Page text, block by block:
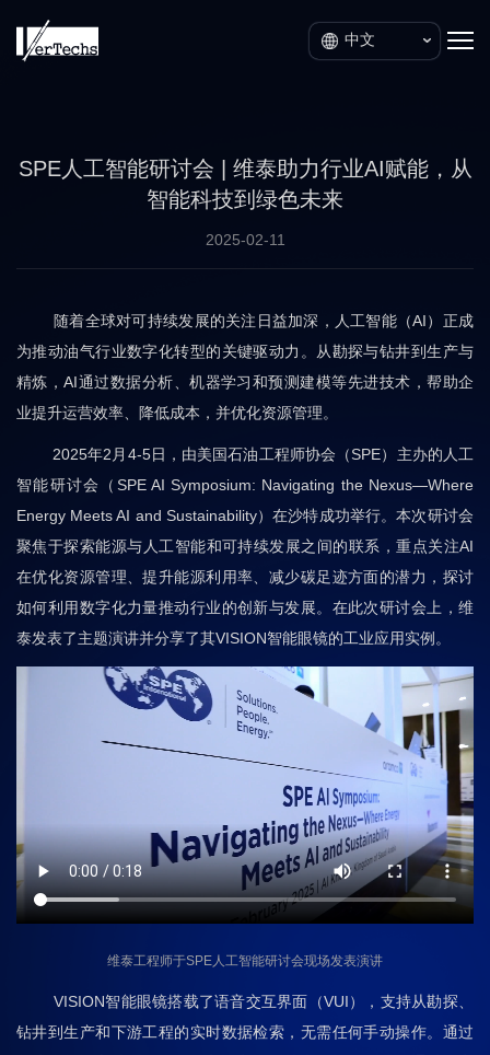
中文
SPE人工智能研讨会 | 维泰助力行业AI赋能，从
智能科技到绿色未来
2025-02-11
随着全球对可持续发展的关注日益加深，人工智能（AI）正成
为推动油气行业数字化转型的关键驱动力。从勘探与钻井到生产与
精炼，AI通过数据分析、机器学习和预测建模等先进技术，帮助企
业提升运营效率、降低成本，并优化资源管理。
2025年2月4-5日，由美国石油工程师协会（SPE）主办的人工
智能研讨会（SPE AI Symposium: Navigating the Nexus—Where
Energy Meets AI and Sustainability）在沙特成功举行。本次研讨会
聚焦于探索能源与人工智能和可持续发展之间的联系，重点关注AI
在优化资源管理、提升能源利用率、减少碳足迹方面的潜力，探讨
如何利用数字化力量推动行业的创新与发展。在此次研讨会上，维
泰发表了主题演讲并分享了其VISION智能眼镜的工业应用实例。
维泰工程师于SPE人工智能研讨会现场发表演讲
VISION智能眼镜搭载了语音交互界面（VUI），支持从勘探、
钻井到生产和下游工程的实时数据检索，无需任何手动操作。通过